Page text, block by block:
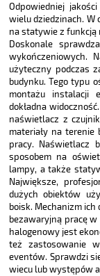
Odpowiedniej
wielu dziedzinach. W
na statywie z funkcją
Doskonale
wykończeniowych.
użyteczny podczas
budynku. Tego typu
montażu instalacji
dokładna
naświetlacz z
materiały na terenie
pracy. Naświetlacz
sposobem na
lampy, a także
Największe,
dużych obiektów
boisk. Mechanizm
bezawaryjną pracę
halogenowy jest
też zastosowanie
eventów. Sprawdzi
wiecu lub występów